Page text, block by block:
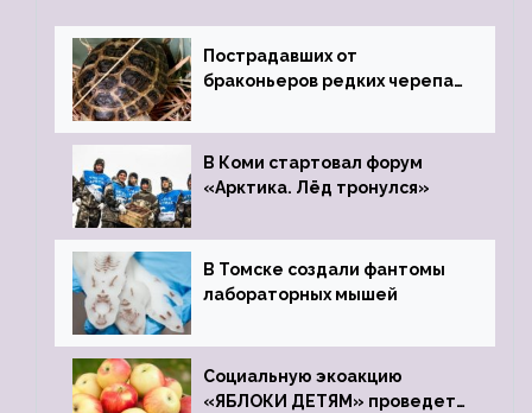
Пострадавших от
браконьеров редких черепах
зоопарк
В Коми стартовал форум
«Арктика. Лёд тронулся»
В Томске создали фантомы
лабораторных мышей
Социальную экоакцию
«ЯБЛОКИ ДЕТЯМ» проведет